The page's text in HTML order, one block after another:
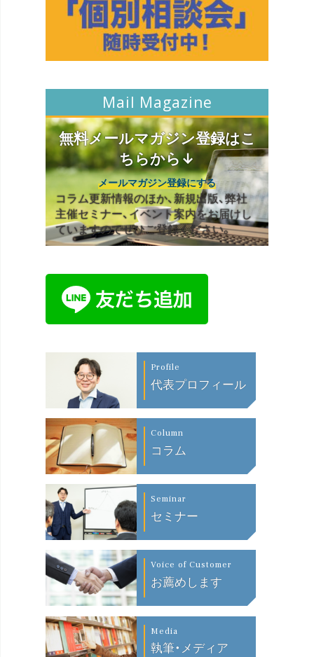
Mail Magazine
無料メールマガジン登録はこ
ちらから↓
メールマガジン登録にする
コラム更新情報のほか、新規出版、弊社
主催セミナー、イベント案内をお届けし
ていますのでぜひご登録ください。
Profile
代表プロフィール
Column
コラム
Seminar
セミナー
Voice of Customer
お薦めします
Media
執筆・メディア